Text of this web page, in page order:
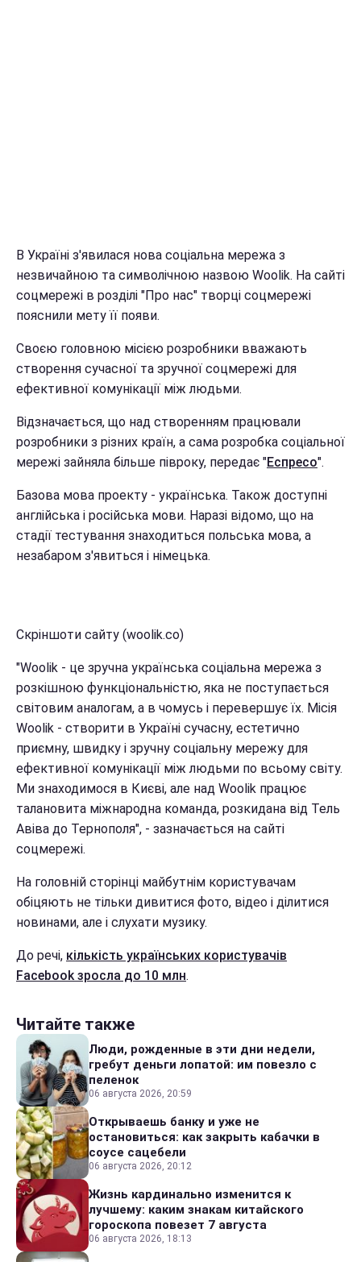
В Україні з'явилася нова соціальна мережа з
незвичайною та символічною назвою Woolik. На сайті
соцмережі в розділі "Про нас" творці соцмережі
пояснили мету її появи.
Своєю головною місією розробники вважають
створення сучасної та зручної соцмережі для
ефективної комунікації між людьми.
Відзначається, що над створенням працювали
розробники з різних країн, а сама розробка соціальної
мережі зайняла більше півроку, передає "Еспресо".
Базова мова проекту - українська. Також доступні
англійська і російська мови. Наразі відомо, що на
стадії тестування знаходиться польська мова, а
незабаром з'явиться і німецька.
Скріншоти сайту (woolik.co)
"Woolik - це зручна українська соціальна мережа з
розкішною функціональністю, яка не поступається
світовим аналогам, а в чомусь і перевершує їх. Місія
Woolik - створити в Україні сучасну, естетично
приємну, швидку і зручну соціальну мережу для
ефективної комунікації між людьми по всьому світу.
Ми знаходимося в Києві, але над Woolik працює
талановита міжнародна команда, розкидана від Тель
Авіва до Тернополя", - зазначається на сайті
соцмережі.
На головній сторінці майбутнім користувачам
обіцяють не тільки дивитися фото, відео і ділитися
новинами, але і слухати музику.
До речі, кількість українських користувачів
Facebook зросла до 10 млн.
Читайте также
Люди, рожденные в эти дни недели,
гребут деньги лопатой: им повезло с
пеленок
06 августа 2026, 20:59
Открываешь банку и уже не
остановиться: как закрыть кабачки в
соусе сацебели
06 августа 2026, 20:12
Жизнь кардинально изменится к
лучшему: каким знакам китайского
гороскопа повезет 7 августа
06 августа 2026, 18:13